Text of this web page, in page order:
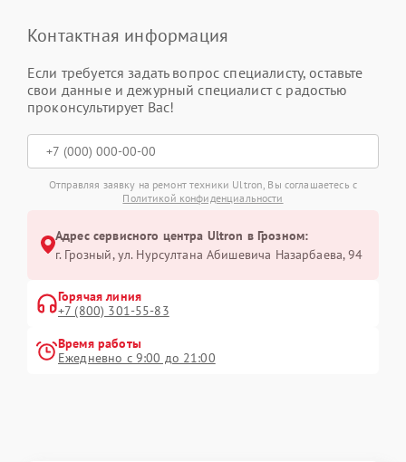
Контактная информация
Если требуется задать вопрос специалисту, оставьте
свои данные и дежурный специалист с радостью
проконсультирует Вас!
Отправляя заявку на ремонт техники Ultron, Вы соглашаетесь с
Политикой конфиденциальности
Адрес сервисного центра Ultron в Грозном:
г. Грозный, ул. Нурсултана Абишевича Назарбаева, 94
Горячая линия
+7 (800) 301-55-83
Время работы
Ежедневно с 9:00 до 21:00